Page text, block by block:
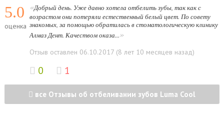
5.0
оценка
«Добрый день. Уже давно хотела отбелить зубы, так как с
возрастом они потеряли естественный белый цвет. По совету
знакомых, за помощью обратилась в стоматологическую клинику
Алмаз Дент. Качеством оказа...»
Отзыв оставлен 06.10.2017 (8 лет 10 месяцев назад)
0 1
все Отзывы об отбеливании зубов Luma Cool